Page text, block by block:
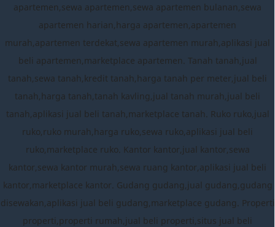
apartemen,sewa apartemen,sewa apartemen bulanan,sewa
apartemen harian,harga apartemen,apartemen
murah,apartemen terdekat,sewa apartemen murah,aplikasi jual
beli apartemen,marketplace apartemen. Tanah tanah,jual
tanah,sewa tanah,kredit tanah,harga tanah per meter,jual beli
tanah,harga tanah,tanah kavling,jual tanah murah,jual beli
tanah,aplikasi jual beli tanah,marketplace tanah. Ruko ruko,jual
ruko,ruko murah,harga ruko,sewa ruko,aplikasi jual beli
ruko,marketplace ruko. Kantor kantor,jual kantor,sewa
kantor,sewa kantor murah,sewa ruang kantor,aplikasi jual beli
kantor,marketplace kantor. Gudang gudang,jual gudang,gudang
disewakan,aplikasi jual beli gudang,marketplace gudang. Properti
properti,properti rumah,jual beli properti,situs jual beli